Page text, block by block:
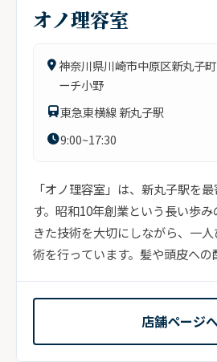
オノ理容室
神奈川県川崎市中原区新丸子
ーチ小野
東急東横線 新丸子駅
9:00~17:30
「オノ理容室」は、新丸子駅を
す。昭和10年創業という長い歩
きた技術を大切にしながら、一
術を行っています。髪や頭皮へ
店舗ページ